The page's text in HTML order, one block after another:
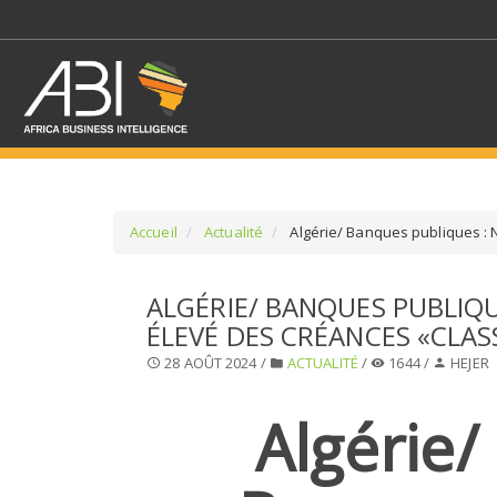
SELECTIONNEZ UNE
Accueil Actualité Algérie/ Banques publiques :
ALGÉRIE/ BANQUES
ÉLEVÉ DES CRÉANCES
28 AOÛT 2024 / ACTUALITÉ / 1644 / HEJER
Algérie/